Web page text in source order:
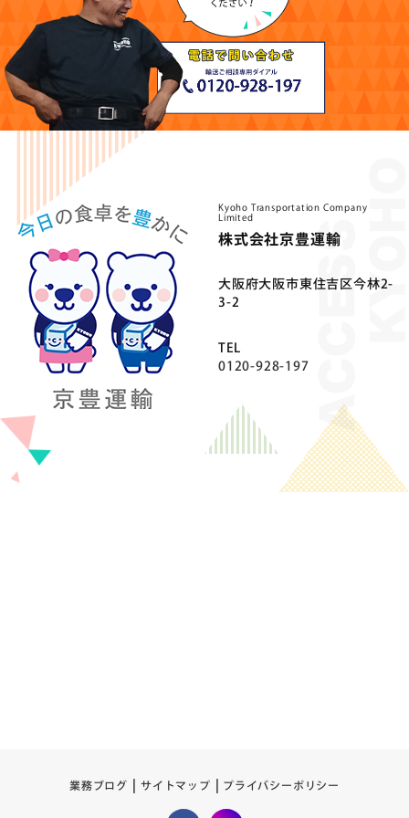
Kyoho Transportation Company
Limited
株式会社京豊運輸
⼤阪府⼤阪市東住吉区今林2-
3-2
TEL
0120-928-197
業務ブログ サイトマップ プライバシーポリシー